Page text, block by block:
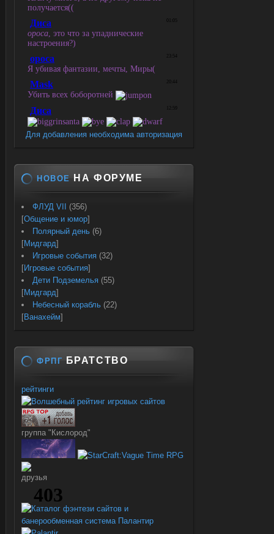
Для добавления необходима авторизация
НОВОЕ НА ФОРУМЕ
ФЛУД VII
(356)
[Общение и юмор]
Полярный день (6)
[Мидгард]
Игровые события (32)
[Игровые события]
Дети Подземелья (55)
[Мидгард]
Небесный корабль (22)
[Ванахейм]
ФРПГ БРАТСТВО
рейтинги
группа "Кислород"
друзья